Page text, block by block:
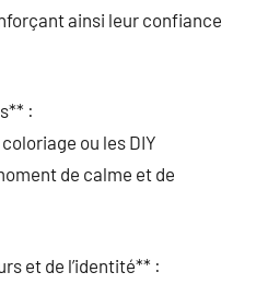
ainsi leur confiance
:
ou les DIY
de calme et de
et de l’identité** :